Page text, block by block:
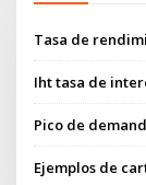
Tasa de
Iht tasa de
Pico de
Ejemplos de